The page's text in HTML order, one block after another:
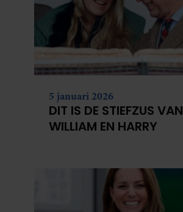
5 januari 2026
DIT IS DE STIEFZUS VAN
WILLIAM EN HARRY